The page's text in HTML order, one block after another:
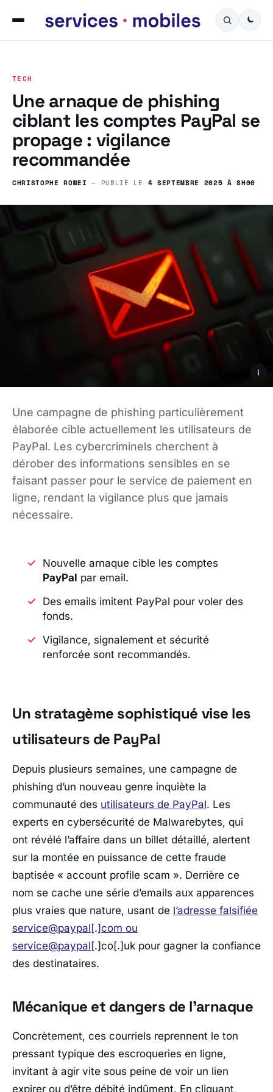
TECH
Une arnaque de phishing
ciblant les comptes PayPal se
propage : vigilance
recommandée
CHRISTOPHE ROMEI — PUBLIÉ LE 4 SEPTEMBRE 2025 À 8H00
i
Une campagne de phishing particulièrement
élaborée cible actuellement les utilisateurs de
PayPal. Les cybercriminels cherchent à
dérober des informations sensibles en se
faisant passer pour le service de paiement en
ligne, rendant la vigilance plus que jamais
nécessaire.
Nouvelle arnaque cible les comptes
PayPal par email.
Des emails imitent PayPal pour voler des
fonds.
Vigilance, signalement et sécurité
renforcée sont recommandés.
Un stratagème sophistiqué vise les
utilisateurs de PayPal
Depuis plusieurs semaines, une campagne de
phishing d’un nouveau genre inquiète la
communauté des utilisateurs de PayPal. Les
experts en cybersécurité de Malwarebytes, qui
ont révélé l’affaire dans un billet détaillé, alertent
sur la montée en puissance de cette fraude
baptisée « account profile scam ». Derrière ce
nom se cache une série d’emails aux apparences
plus vraies que nature, usant de l’adresse falsifiée
service@paypal[.]com ou
service@paypal[.]co[.]uk pour gagner la confiance
des destinataires.
Mécanique et dangers de l’arnaque
Concrètement, ces courriels reprennent le ton
pressant typique des escroqueries en ligne,
invitant à agir vite sous peine de voir un lien
expirer ou d’être débité indûment. En cliquant,